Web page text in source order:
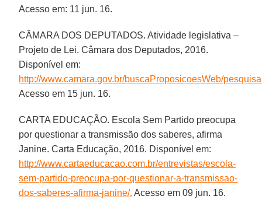
Acesso em: 11 jun. 16.
CÂMARA DOS DEPUTADOS. Atividade legislativa –
Projeto de Lei. Câmara dos Deputados, 2016.
Disponível em:
http://www.camara.gov.br/buscaProposicoesWeb/
Acesso em 15 jun. 16.
CARTA EDUCAÇÃO. Escola Sem Partido preocupa
por questionar a transmissão dos saberes, afirma
Janine. Carta Educação, 2016. Disponível em:
http://www.cartaeducacao.com.br/entrevistas/escola-
sem-partido-preocupa-por-questionar-a-transmissao-
dos-saberes-afirma-janine/. Acesso em 09 jun. 16.